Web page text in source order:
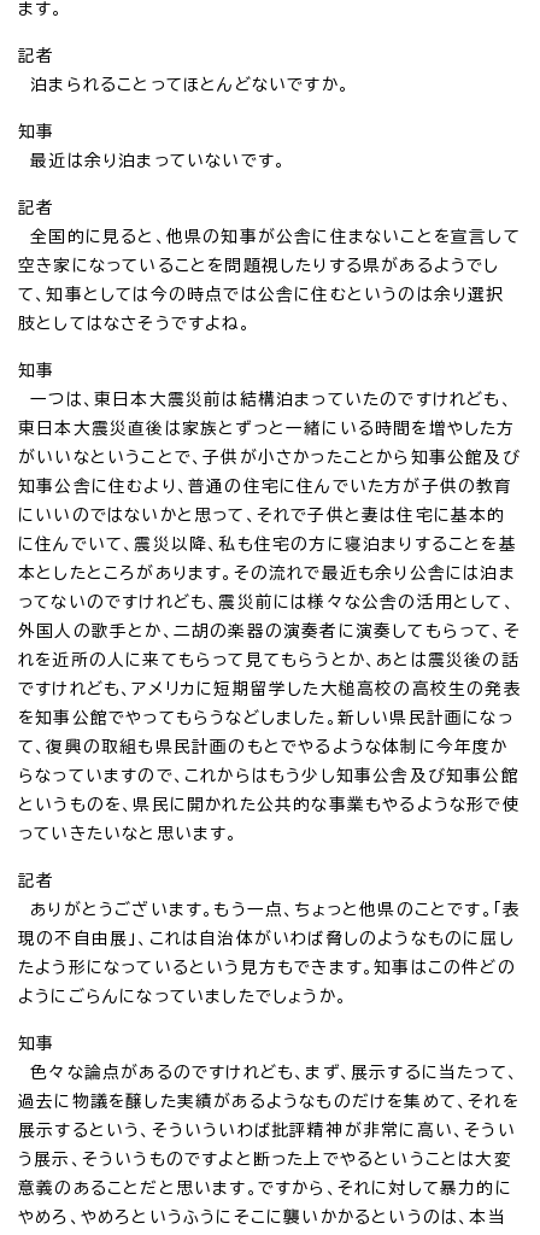
ます。
記者
泊まられることってほとんどないですか。
知事
最近は余り泊まっていないです。
記者
全国的に見ると、他県の知事が公舎に住まないことを宣言して
空き家になっていることを問題視したりする県があるようでし
て、知事としては今の時点では公舎に住むというのは余り選択
肢としてはなさそうですよね。
知事
一つは、東日本大震災前は結構泊まっていたのですけれども、
東日本大震災直後は家族とずっと一緒にいる時間を増やした方
がいいなということで、子供が小さかったことから知事公館及び
知事公舎に住むより、普通の住宅に住んでいた方が子供の教育
にいいのではないかと思って、それで子供と妻は住宅に基本的
に住んでいて、震災以降、私も住宅の方に寝泊まりすることを基
本としたところがあります。その流れで最近も余り公舎には泊ま
ってないのですけれども、震災前には様々な公舎の活用として、
外国人の歌手とか、二胡の楽器の演奏者に演奏してもらって、そ
れを近所の人に来てもらって見てもらうとか、あとは震災後の話
ですけれども、アメリカに短期留学した大槌高校の高校生の発表
を知事公館でやってもらうなどしました。新しい県民計画になっ
て、復興の取組も県民計画のもとでやるような体制に今年度か
らなっていますので、これからはもう少し知事公舎及び知事公館
というものを、県民に開かれた公共的な事業もやるような形で使
っていきたいなと思います。
記者
ありがとうございます。もう一点、ちょっと他県のことです。「表
現の不自由展」、これは自治体がいわば脅しのようなものに屈し
たよう形になっているという見方もできます。知事はこの件どの
ようにごらんになっていましたでしょうか。
知事
色々な論点があるのですけれども、まず、展示するに当たって、
過去に物議を醸した実績があるようなものだけを集めて、それを
展示するという、そういういわば批評精神が非常に高い、そうい
う展示、そういうものですよと断った上でやるということは大変
意義のあることだと思います。ですから、それに対して暴力的に
やめろ、やめろというふうにそこに襲いかかるというのは、本当